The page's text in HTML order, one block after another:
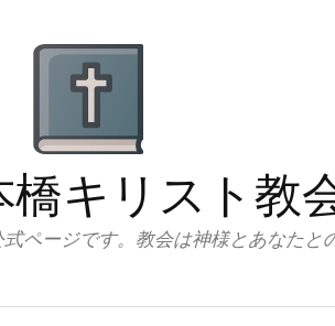
橋キリスト教
ページです。教会は神様とあなたと